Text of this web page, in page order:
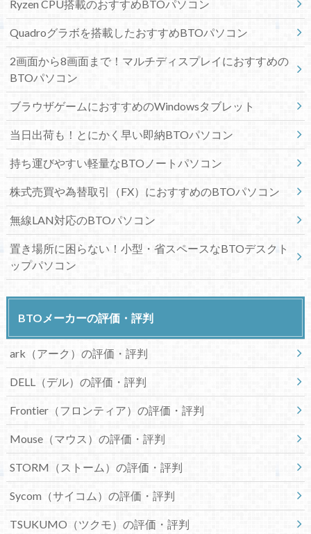
Ryzen CPU搭載のおすすめBTOパソコン
Quadroグラボを搭載したおすすめBTOパソコン
2画面から8画面まで！マルチディスプレイにおすすめの
BTOパソコン
ブラウザゲームにおすすめのWindowsタブレット
当日出荷も！とにかく早い即納BTOパソコン
持ち運びやすい軽量なBTOノートパソコン
株式売買や為替取引（FX）におすすめのBTOパソコン
無線LAN対応のBTOパソコン
置き場所に困らない！小型・省スペースなBTOデスクト
ップパソコン
BTOメーカーの評価・評判
ark（アーク）の評価・評判
DELL（デル）の評価・評判
Frontier（フロンティア）の評価・評判
Mouse（マウス）の評価・評判
STORM（ストーム）の評価・評判
Sycom（サイコム）の評価・評判
TSUKUMO（ツクモ）の評価・評判